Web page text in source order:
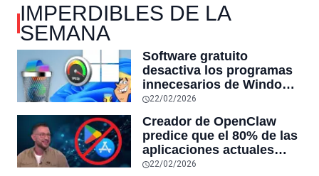
IMPERDIBLES DE LA
SEMANA
Software gratuito
desactiva los programas
innecesarios de Windows
11 y optimiza el PC,
RAM y mucho más
22/02/2026
Creador de OpenClaw
predice que el 80% de las
aplicaciones actuales
desaparecerán en el
22/02/2026